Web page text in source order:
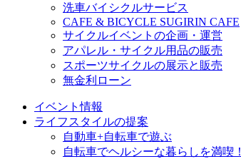
洗車バイシクルサービス
CAFE & BICYCLE SUGIRIN CAFE
サイクルイベントの企画・運営
アパレル・サイクル用品の販売
スポーツサイクルの展示と販売
無金利ローン
イベント情報
ライフスタイルの提案
自動車+自転車で遊ぶ
自転車でヘルシーな暮らしを満喫！